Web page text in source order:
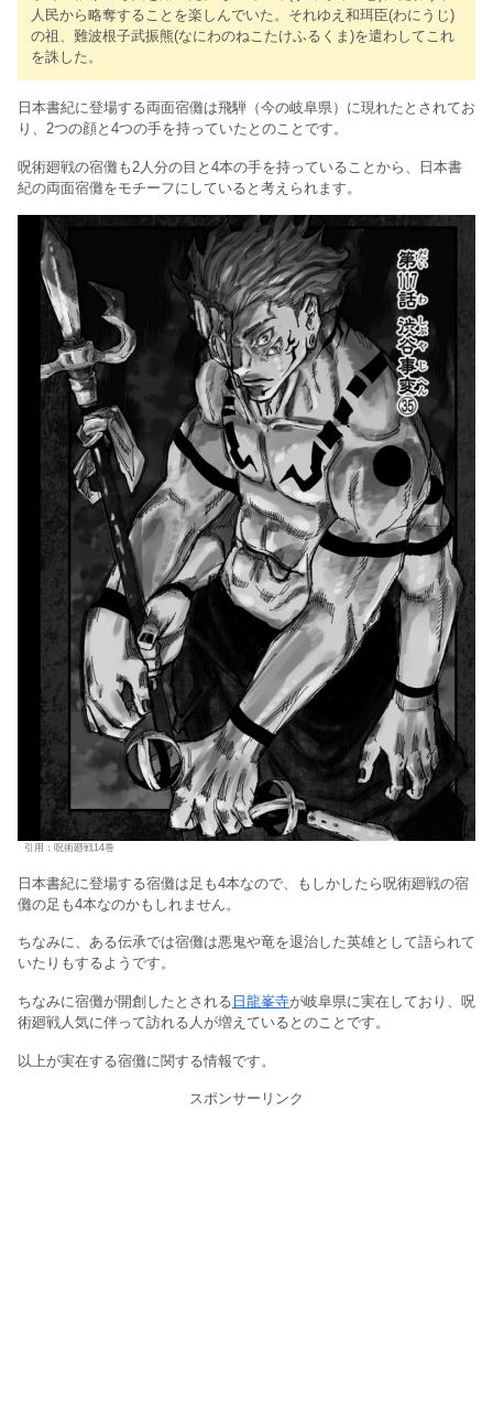
人民から略奪することを楽しんでいた。それゆえ和珥臣(わにうじ)
の祖、難波根子武振熊(なにわのねこたけふるくま)を遣わしてこれ
を誅した。
日本書紀に登場する両面宿儺は飛騨（今の岐阜県）に現れたとされてお
り、2つの顔と4つの手を持っていたとのことです。
呪術廻戦の宿儺も2人分の目と4本の手を持っていることから、日本書
紀の両面宿儺をモチーフにしていると考えられます。
引用：呪術廻戦14巻
日本書紀に登場する宿儺は足も4本なので、もしかしたら呪術廻戦の宿
儺の足も4本なのかもしれません。
ちなみに、ある伝承では宿儺は悪鬼や竜を退治した英雄として語られて
いたりもするようです。
ちなみに宿儺が開創したとされる 日龍峯寺が岐阜県に実在しており、呪
術廻戦人気に伴って訪れる人が増えているとのことです。
以上が実在する宿儺に関する情報です。
スポンサーリンク